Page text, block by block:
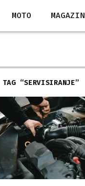
MOTO MAGAZIN
TAG “SERVISIRANJE”